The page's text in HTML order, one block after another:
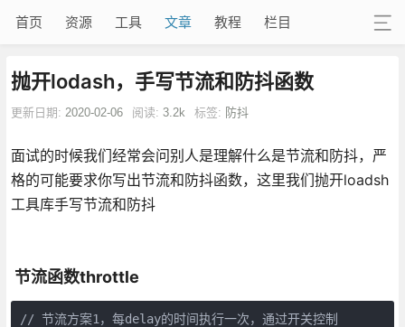
首页 资源 工具 文章 教程 栏目
抛开lodash，手写节流和防抖函数
更新日期: 2020-02-06 阅读: 3.2k 标签: 防抖
面试的时候我们经常会问别人是理解什么是节流和防抖，严
格的可能要求你写出节流和防抖函数，这里我们抛开loadsh
工具库手写节流和防抖
节流函数throttle
// 节流方案1，每delay的时间执行一次，通过开关控制